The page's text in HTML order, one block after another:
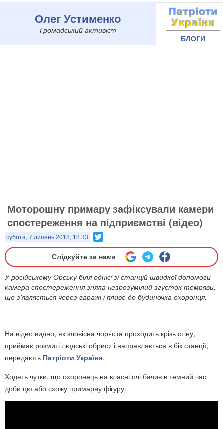
Олег Устименко
Громадський активіст
БЛОГИ
Моторошну примару зафіксували камери
спостереження на підприємстві (відео)
субота, 7 липень 2018, 18:33
Слідкуйте за нами
У російському Орську біля однієї зі станцій швидкої допомоги
камера спостереження зняла незрозумілий згусток темряви,
що з'являється через гаражі і пливе до будиночка охоронця.
На відео видно, як зловісна чорнота проходить крізь стіну,
приймає розмиті людські обриси і направляється в бік станції,
передають Патріоти України.
Ходять чутки, що охоронець на власні очі бачив в темний час
доби цю або схожу примарну фігуру.